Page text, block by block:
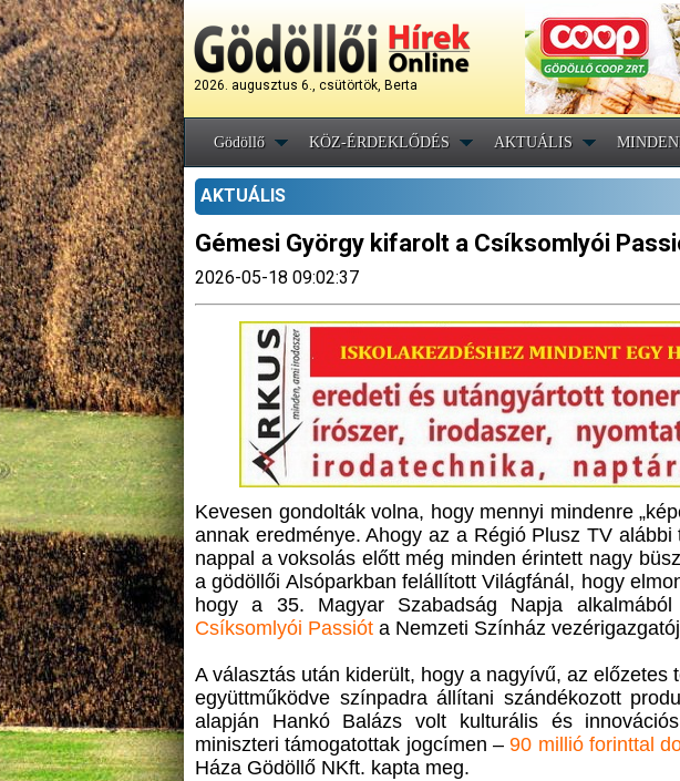
2026. augusztus 6., csütörtök, Berta
Gödöllő KÖZ-ÉRDEKLŐDÉS AKTUÁLIS
AKTUÁLIS
Gémesi György kifarolt a Csíksomlyói
2026-05-18 09:02:37
Kevesen gondolták volna, hogy mennyi mindenre
annak eredménye. Ahogy az a Régió Plusz TV
nappal a voksolás előtt még minden érintett nagy
a gödöllői Alsóparkban felállított Világfánál, hogy
hogy a 35. Magyar Szabadság Napja
Csíksomlyói Passiót a Nemzeti Színház
A választás után kiderült, hogy a nagyívű, az előzetes
együttműködve színpadra állítani szándékozott
alapján Hankó Balázs volt kulturális és
miniszteri támogatottak jogcímen –90 millió forinttal
Háza Gödöllő NKft. kapta meg.